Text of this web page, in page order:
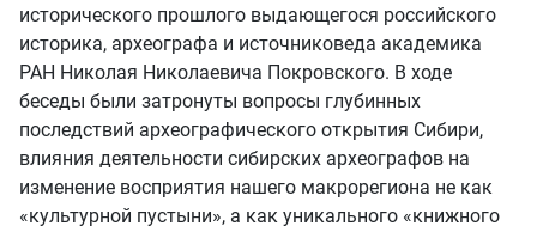
исторического прошлого выдающегося российского
историка, археографа и источниковеда академика
РАН Николая Николаевича Покровского. В ходе
беседы были затронуты вопросы глубинных
последствий археографического открытия Сибири,
влияния деятельности сибирских археографов на
изменение восприятия нашего макрорегиона не как
«культурной пустыни», а как уникального «книжного